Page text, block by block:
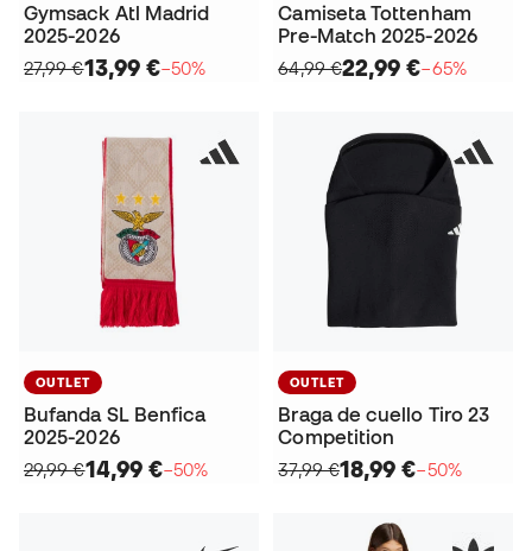
Gymsack Atl Madrid
2025-2026
27,99 €13,99 €−50%
Camiseta Tottenham
Pre-Match 2025-2026
64,99 €22,99 €−65%
OUTLET
Bufanda SL Benfica
2025-2026
29,99 €14,99 €−50%
OUTLET
Braga de cuello Tiro 23
Competition
37,99 €18,99 €−50%